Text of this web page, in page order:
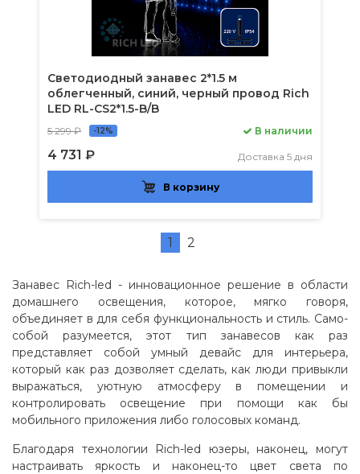
Светодиодный занавес 2*1.5 м
облегченный, синий, черный провод Rich
LED RL-CS2*1.5-B/B
5 299 ₽ -12%
4 731 ₽
В наличии
Доставка 5 дня
В корзину
1 2
Занавес Rich-led - инновационное решение в области
домашнего освещения, которое, мягко говоря,
объединяет в для себя функциональность и стиль. Само-
собой разумеется, этот тип занавесов как раз
представляет собой умный девайс для интерьера,
который как раз дозволяет сделать, как люди привыкли
выражаться, уютную атмосферу в помещении и
контролировать освещение при помощи как бы
мобильного приложения либо голосовых команд.
Благодаря технологии Rich-led юзеры, наконец, могут
настраивать яркость и наконец-то цвет света по